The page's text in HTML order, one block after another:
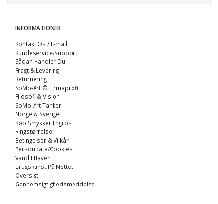
INFORMATIONER
Kontakt Os / E-mail
Kundeservice/Support
Sådan Handler Du
Fragt & Levering
Returnering
SoMo-Art © Firmaprofil
Filosofi & Vision
SoMo-Art Tanker
Norge & Sverige
Køb Smykker Engros
Ringstørrelser
Betingelser & Vilkår
Persondata/Cookies
Vand I Haven
Brugskunst På Nettet
Oversigt
Gennemsigtighedsmeddelse